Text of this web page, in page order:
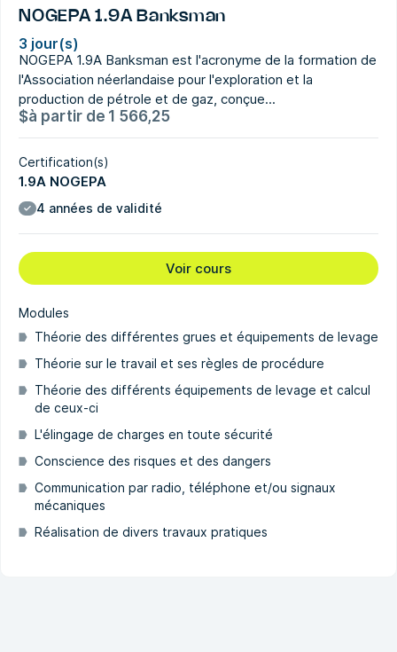
NOGEPA 1.9A Banksman
3 jour(s)
NOGEPA 1.9A Banksman est l'acronyme de la formation de
l'Association néerlandaise pour l'exploration et la
production de pétrole et de gaz, conçue...
$à partir de 1 566,25
Certification(s)
1.9A NOGEPA
4 années de validité
Voir cours
Modules
Théorie des différentes grues et équipements de levage
Théorie sur le travail et ses règles de procédure
Théorie des différents équipements de levage et calcul
de ceux-ci
L'élingage de charges en toute sécurité
Conscience des risques et des dangers
Communication par radio, téléphone et/ou signaux
mécaniques
Réalisation de divers travaux pratiques